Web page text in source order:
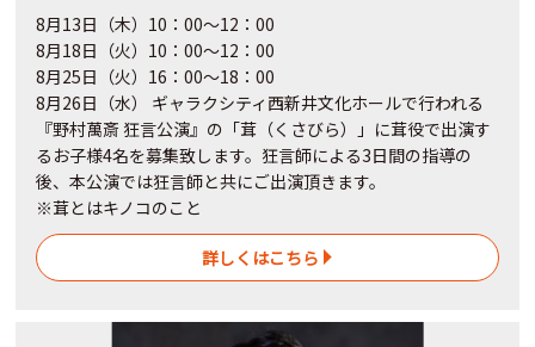
8月13日（木）10：00〜12：00
8月18日（火）10：00〜12：00
8月25日（火）16：00～18：00
8月26日（水） ギャラクシティ西新井文化ホールで行われる
『野村萬斎 狂言公演』の「茸（くさびら）」に茸役で出演す
るお子様4名を募集致します。狂言師による3日間の指導の
後、本公演では狂言師と共にご出演頂きます。
※茸とはキノコのこと
詳しくはこちら